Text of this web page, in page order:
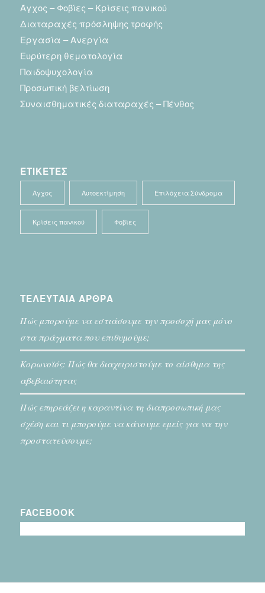
Άγχος – Φοβίες – Κρίσεις πανικού
Διαταραχές πρόσληψης τροφής
Εργασία – Ανεργία
Ευρύτερη θεματολογία
Παιδοψυχολογία
Προσωπική βελτίωση
Συναισθηματικές διαταραχές – Πένθος
ΕΤΙΚΕΤΕΣ
Άγχος Αυτοεκτίμηση Επιλόχεια Σύνδρομα
Κρίσεις πανικού Φοβίες
ΤΕΛΕΥΤΑΙΑ ΑΡΘΡΑ
Πώς μπορούμε να εστιάσουμε την προσοχή μας μόνο
στα πράγματα που επιθυμούμε;
Κορωνοϊός: Πώς θα διαχειριστούμε το αίσθημα της
αβεβαιότητας
Πώς επηρεάζει η καραντίνα τη διαπροσωπική μας
σχέση και τι μπορούμε να κάνουμε εμείς για να την
προστατεύσουμε;
FACEBOOK